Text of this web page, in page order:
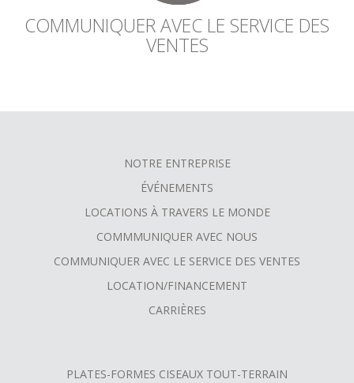
COMMUNIQUER AVEC LE SERVICE DES
VENTES
MENU
NOTRE ENTREPRISE
ÉVÉNEMENTS
LOCATIONS À TRAVERS LE MONDE
COMMMUNIQUER AVEC NOUS
COMMUNIQUER AVEC LE SERVICE DES VENTES
LOCATION/FINANCEMENT
CARRIÈRES
PLATES-FORMES CISEAUX TOUT-TERRAIN